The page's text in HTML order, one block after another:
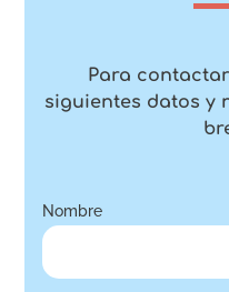
Para
siguientes datos y
Nombre